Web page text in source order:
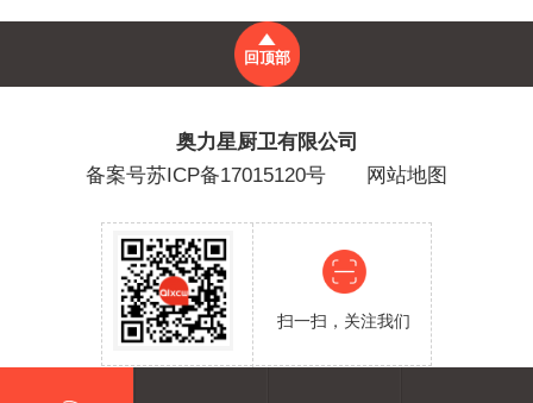
回顶部
奥力星厨卫有限公司
备案号苏ICP备17015120号 网站地图
扫一扫，关注我们